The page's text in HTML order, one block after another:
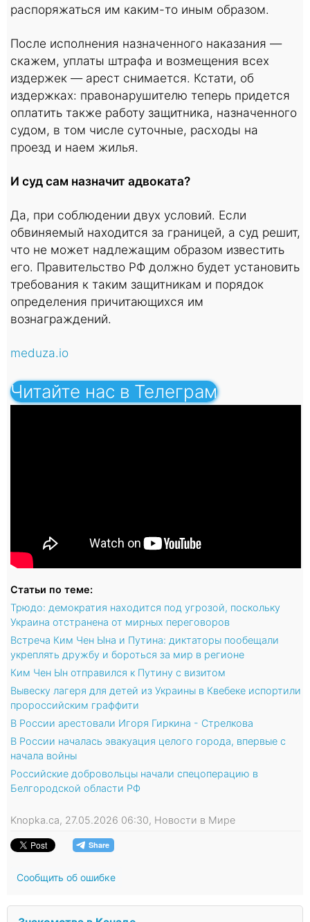
распоряжаться им каким-то иным образом.
После исполнения назначенного наказания —
скажем, уплаты штрафа и возмещения всех
издержек — арест снимается. Кстати, об
издержках: правонарушителю теперь придется
оплатить также работу защитника, назначенного
судом, в том числе суточные, расходы на
проезд и наем жилья.
И суд сам назначит адвоката?
Да, при соблюдении двух условий. Если
обвиняемый находится за границей, а суд решит,
что не может надлежащим образом известить
его. Правительство РФ должно будет установить
требования к таким защитникам и порядок
определения причитающихся им
вознаграждений.
meduza.io
Читайте нас в Телеграм
Статьи по теме:
Трюдо: демократия находится под угрозой, поскольку
Украина отстранена от мирных переговоров
Встреча Ким Чен Ына и Путина: диктаторы пообещали
укреплять дружбу и бороться за мир в регионе
Ким Чен Ын отправился к Путину с визитом
Вывеску лагеря для детей из Украины в Квебеке испортили
пророссийским граффити
В России арестовали Игоря Гиркина - Стрелкова
В России началась эвакуация целого города, впервые с
начала войны
Российские добровольцы начали спецоперацию в
Белгородской области РФ
Knopka.ca, 27.05.2026 06:30, Новости в Мире
Сообщить об ошибке